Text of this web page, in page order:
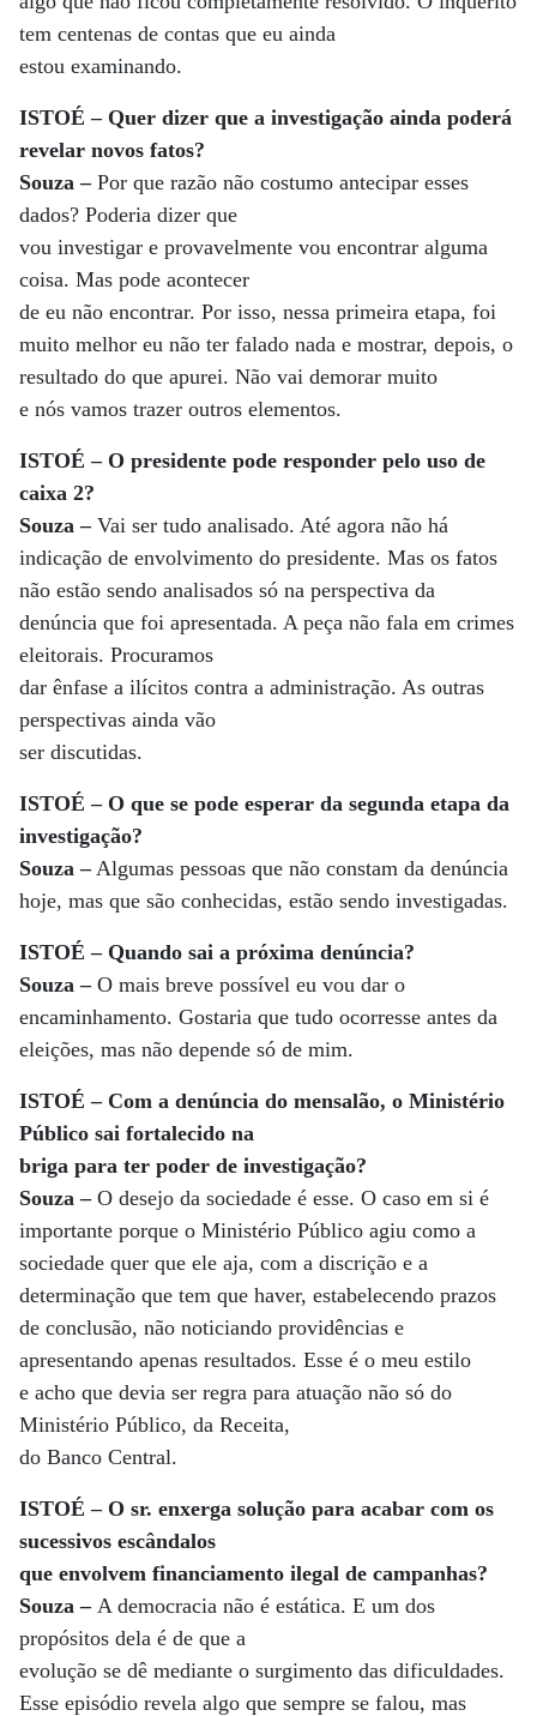
tem centenas de contas que eu ainda
estou examinando.
ISTOÉ – Quer dizer que a investigação ainda poderá
revelar novos fatos?
Souza – Por que razão não costumo antecipar esses
dados? Poderia dizer que
vou investigar e provavelmente vou encontrar alguma
coisa. Mas pode acontecer
de eu não encontrar. Por isso, nessa primeira etapa, foi
muito melhor eu não ter falado nada e mostrar, depois, o
resultado do que apurei. Não vai demorar muito
e nós vamos trazer outros elementos.
ISTOÉ – O presidente pode responder pelo uso de
caixa 2?
Souza –Vai ser tudo analisado. Até agora não há
indicação de envolvimento do presidente. Mas os fatos
não estão sendo analisados só na perspectiva da
denúncia que foi apresentada. A peça não fala em crimes
eleitorais. Procuramos
dar ênfase a ilícitos contra a administração. As outras
perspectivas ainda vão
ser discutidas.
ISTOÉ – O que se pode esperar da segunda etapa da
investigação?
Souza –Algumas pessoas que não constam da denúncia
hoje, mas que são conhecidas, estão sendo investigadas.
ISTOÉ – Quando sai a próxima denúncia?
Souza –O mais breve possível eu vou dar o
encaminhamento. Gostaria que tudo ocorresse antes da
eleições, mas não depende só de mim.
ISTOÉ – Com a denúncia do mensalão, o Ministério
Público sai fortalecido na
briga para ter poder de investigação?
Souza –O desejo da sociedade é esse. O caso em si é
importante porque o Ministério Público agiu como a
sociedade quer que ele aja, com a discrição e a
determinação que tem que haver, estabelecendo prazos
de conclusão, não noticiando providências e
apresentando apenas resultados. Esse é o meu estilo
e acho que devia ser regra para atuação não só do
Ministério Público, da Receita,
do Banco Central.
ISTOÉ – O sr. enxerga solução para acabar com os
sucessivos escândalos
que envolvem financiamento ilegal de campanhas?
Souza – A democracia não é estática. E um dos
propósitos dela é de que a
evolução se dê mediante o surgimento das dificuldades.
Esse episódio revela algo que sempre se falou, mas